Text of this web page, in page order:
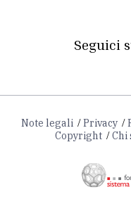
Seguici
Note legali Privacy
Copyright
Chi